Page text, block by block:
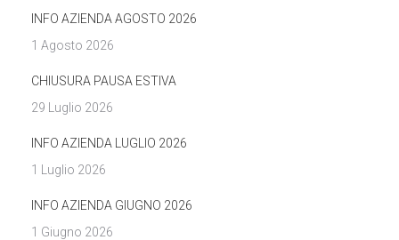
INFO AZIENDA AGOSTO 2026
1 Agosto 2026
CHIUSURA PAUSA ESTIVA
29 Luglio 2026
INFO AZIENDA LUGLIO 2026
1 Luglio 2026
INFO AZIENDA GIUGNO 2026
1 Giugno 2026